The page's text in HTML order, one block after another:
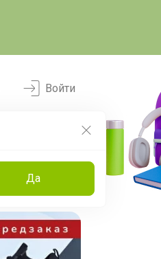
Да
Войти
Эксперты